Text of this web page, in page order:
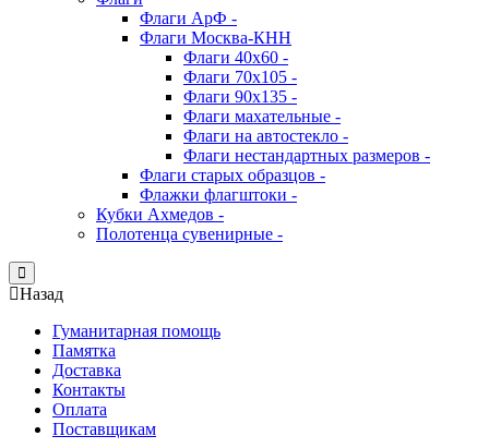
Флаги АрФ -
Флаги Москва-КНН
Флаги 40х60 -
Флаги 70х105 -
Флаги 90х135 -
Флаги махательные -
Флаги на автостекло -
Флаги нестандартных размеров -
Флаги старых образцов -
Флажки флагштоки -
Кубки Ахмедов -
Полотенца сувенирные -
Close
Назад
Гуманитарная помощь
Памятка
Доставка
Контакты
Оплата
Поставщикам